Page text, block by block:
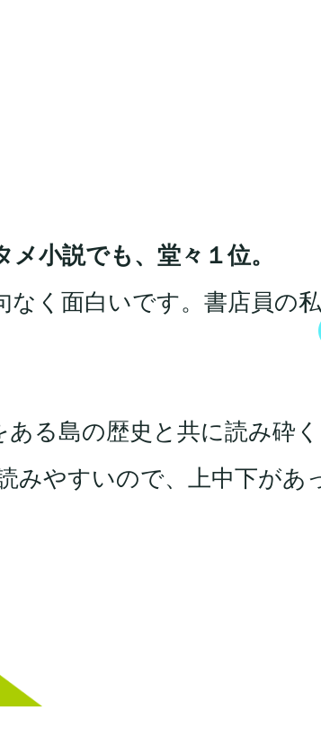
小説でも、堂々１位。
く面白いです。書店員の
る島の歴史と共に読み砕
みやすいので、上中下があ